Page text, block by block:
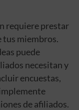
requiere prestar
tus miembros.
puede
necesitan y
encuestas,
de afiliados.